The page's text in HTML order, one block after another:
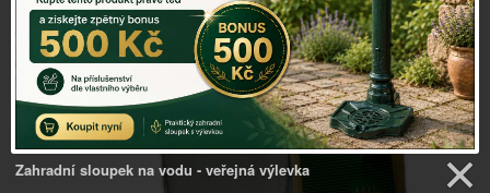
Venkovský domov ->Recyklované sklo Portugal-
>Skleněná dóza na špagety Authentic 1,8l
Zahradní sloupek na vodu - veřejná výlevka